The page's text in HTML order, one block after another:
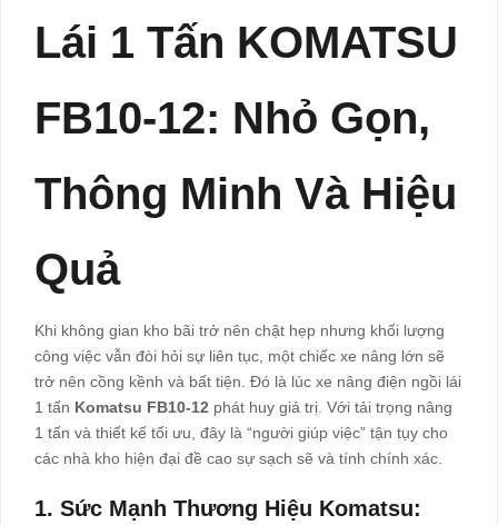
Lái 1 Tấn KOMATSU
FB10-12: Nhỏ Gọn,
Thông Minh Và Hiệu
Quả
Khi không gian kho bãi trở nên chật hẹp nhưng khối lượng
công việc vẫn đòi hỏi sự liên tục, một chiếc xe nâng lớn sẽ
trở nên cồng kềnh và bất tiện. Đó là lúc xe nâng điện ngồi lái
1 tấn Komatsu FB10-12 phát huy giá trị. Với tải trọng nâng
1 tấn và thiết kế tối ưu, đây là “người giúp việc” tận tụy cho
các nhà kho hiện đại đề cao sự sạch sẽ và tính chính xác.
1. Sức Mạnh Thương Hiệu Komatsu: